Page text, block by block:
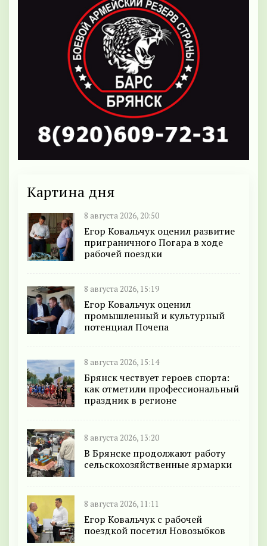
Картина дня
8 августа 2026, 20:50
Егор Ковальчук оценил развитие
приграничного Погара в ходе
рабочей поездки
8 августа 2026, 15:19
Егор Ковальчук оценил
промышленный и культурный
потенциал Почепа
8 августа 2026, 15:14
Брянск чествует героев спорта:
как отметили профессиональный
праздник в регионе
8 августа 2026, 13:20
В Брянске продолжают работу
сельскохозяйственные ярмарки
8 августа 2026, 11:11
Егор Ковальчук с рабочей
поездкой посетил Новозыбков